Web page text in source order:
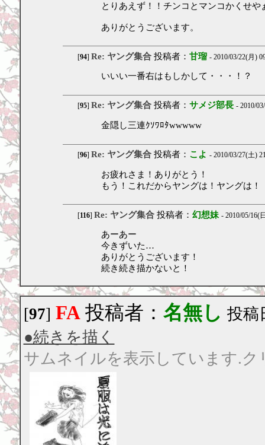
とりあえず！！チンコとマンコかくせや
ありがとうございます。
[94] Re: ヤング集合投稿者： 甘瑠 - 2010/03/22(月)
いいい一番右はもしかして・・・！？
[95] Re: ヤング集合投稿者： サメジ部長 - 2010/
金隠し三連ｸｿﾜﾛﾀwwwww
[96] Re: ヤング集合投稿者： こよ - 2010/03/27(土)
お疲れさま！ありがとう！
もう！これだからヤングは！ヤングは！
[116] Re: ヤング集合投稿者： 幻想妹 - 2010/05/16(
あーあー
今きずいた…
ありがとうございます！
続き続き描かないと！
[97] FA投稿者： 名無し 投稿
●続きを描く
サムネイルを表示しています.